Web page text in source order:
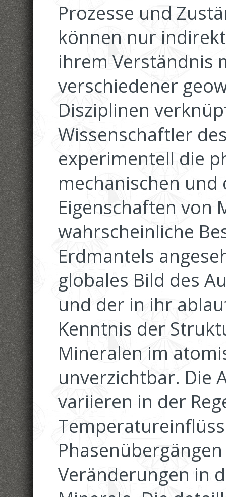
Prozesse und
können nur
ihrem Verständnis
verschiedener
Disziplinen
Wissenschaftler
experimentell die
mechanischen und
Eigenschaften von
wahrscheinliche
Erdmantels
globales Bild des
und der in ihr
Kenntnis der
Mineralen im
unverzichtbar. Die
variieren in der
Veränderungen in